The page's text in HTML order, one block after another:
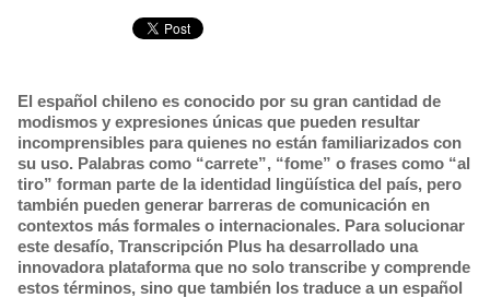
El español chileno es conocido por su gran cantidad de
modismos y expresiones únicas que pueden resultar
incomprensibles para quienes no están familiarizados con
su uso. Palabras como “carrete”, “fome” o frases como “al
tiro” forman parte de la identidad lingüística del país, pero
también pueden generar barreras de comunicación en
contextos más formales o internacionales. Para solucionar
este desafío, Transcripción Plus ha desarrollado una
innovadora plataforma que no solo transcribe y comprende
estos términos, sino que también los traduce a un español